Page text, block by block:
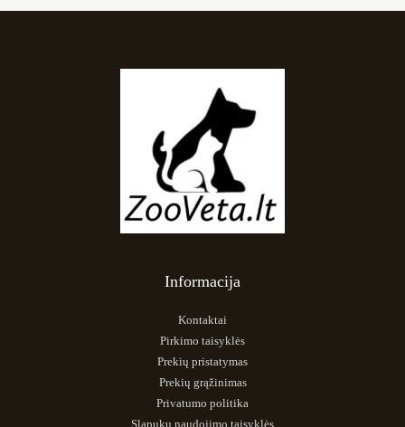
Informacija
Kontaktai
Pirkimo taisyklės
Prekių pristatymas
Prekių grąžinimas
Privatumo politika